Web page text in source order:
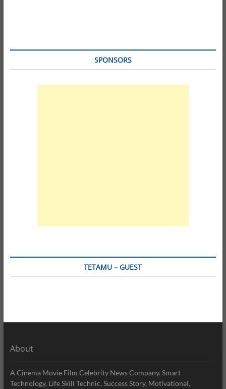
SPONSORS
TETAMU – GUEST
About
A Cinema Movie Film Celebrity News Company. Smart
Technology, Life Skill Technic, Success Story, Motivational,